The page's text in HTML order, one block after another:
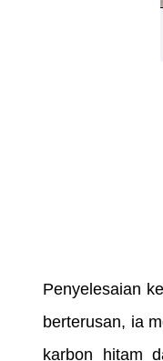
Penyelesaian
berterusan, ia
karbon hitam